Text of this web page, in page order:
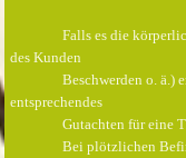
Falls es die
des Kunden
Beschwerden o. ä.)
entsprechendes
Gutachten für eine
Bei plötzlichen